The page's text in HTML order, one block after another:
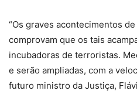
“Os graves acontecimentos
comprovam que os tais
incubadoras de terroristas.
e serão ampliadas, com a
futuro ministro da Justiça,